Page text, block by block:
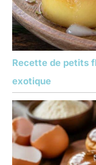
Recette de petits
exotique